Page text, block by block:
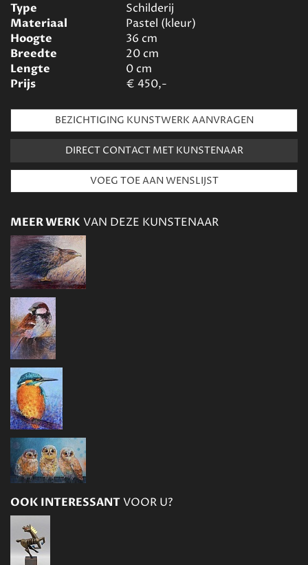
Type
Schilderij
Materiaal
Pastel (kleur)
Hoogte
36 cm
Breedte
20cm
Lengte
0cm
Prijs
€ 450,-
BEZICHTIGING KUNSTWERK AANVRAGEN
DIRECT CONTACT MET KUNSTENAAR
MEER WERK VAN DEZE KUNSTENAAR
OOK INTERESSANTVOOR U?